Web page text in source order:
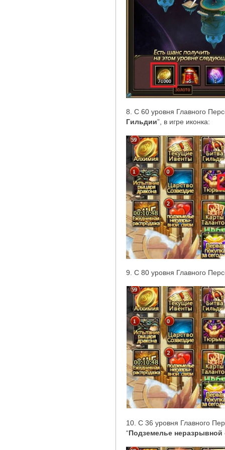
8. С 60 уровня Главного
Гильдии”, в игре иконка:
9. С 80 уровня Главного
10. С 36 уровня Главного
“Подземелье неразрывной